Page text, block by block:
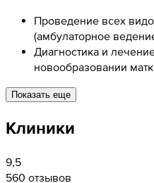
Проведение всех
(амбулаторное
Диагностика и
новообразовании
Показать еще
Клиники
9,5
560 отзывов